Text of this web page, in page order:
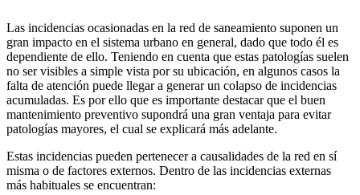
Las incidencias ocasionadas en la red de saneamiento suponen un
gran impacto en el sistema urbano en general, dado que todo él es
dependiente de ello. Teniendo en cuenta que estas patologías suelen
no ser visibles a simple vista por su ubicación, en algunos casos la
falta de atención puede llegar a generar un colapso de incidencias
acumuladas. Es por ello que es importante destacar que el buen
mantenimiento preventivo supondrá una gran ventaja para evitar
patologías mayores, el cual se explicará más adelante.
Estas incidencias pueden pertenecer a causalidades de la red en sí
misma o de factores externos. Dentro de las incidencias externas
más habituales se encuentran: